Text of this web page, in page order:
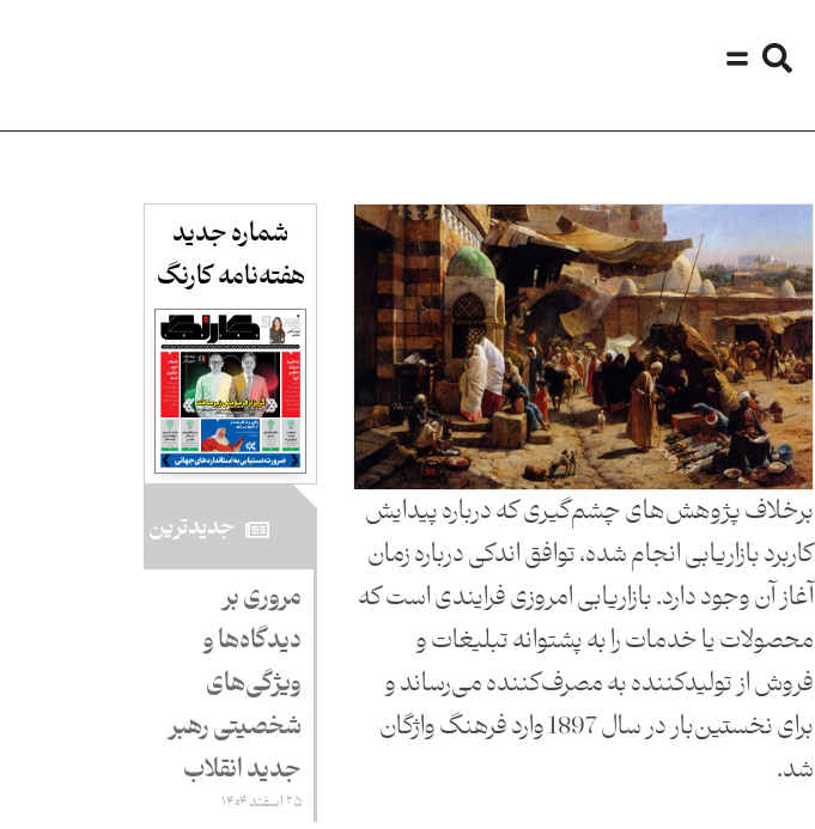
برخلاف پژوهش‌های چشم‌گیری که درباره پیدایش
کاربرد بازاریابی انجام شده، توافق اندکی درباره زمان
آغاز آن وجود دارد. بازاریابی امروزی فرایندی است که
محصولات یا خدمات را به پشتوانه تبلیغات و
فروش از تولیدکننده به مصرف‌کننده می‌رساند و
برای نخستین‌بار در سال 1897 وارد فرهنگ واژگان
شد.
شماره جدید
هفته‌نامه کارنگ​
جدید‌ترین
مروری بر
دیدگاه‌ها و
ویژگی‌های
شخصیتی رهبر
جدید انقلاب
۲۵ اسفند ۱۴۰۴